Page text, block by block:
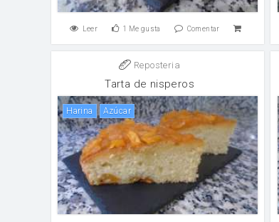
Leer 1 Me gusta Comentar
Reposteria
Tarta de nisperos
harina Azúcar